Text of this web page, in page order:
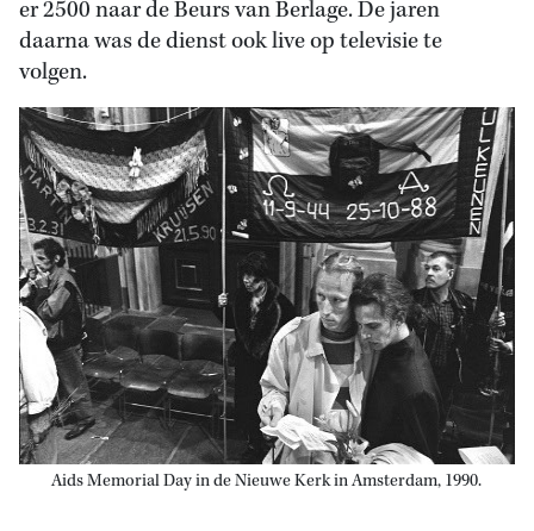
er 2500 naar de Beurs van Berlage. De jaren
daarna was de dienst ook live op televisie te
volgen.
Aids Memorial Day in de Nieuwe Kerk in Amsterdam, 1990.